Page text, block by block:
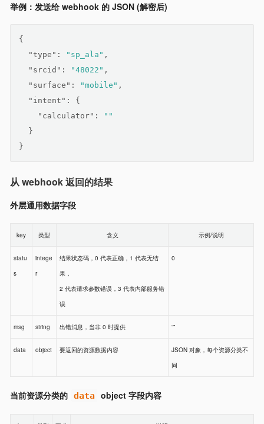
举例：发送给 webhook 的 JSON (解密后)
{
"type" : "sp_ala" ,
"srcid" : "48022" ,
"surface" : "mobile" ,
"intent" : {
"calculator" :
""
  }
}
从 webhook 返回的结果
外层通用数据字段
key 类型 含义 示例/说明
statu
s
intege
r
结果状态码，0 代表正确，1 代表无结
果，
2 代表请求参数错误，3 代表内部服务错
误
0
msg string 出错消息，当非 0 时提供 “”
data object 要返回的资源数据内容
JSON 对象，每个资源分类不
同
当前资源分类的 data object 字段内容